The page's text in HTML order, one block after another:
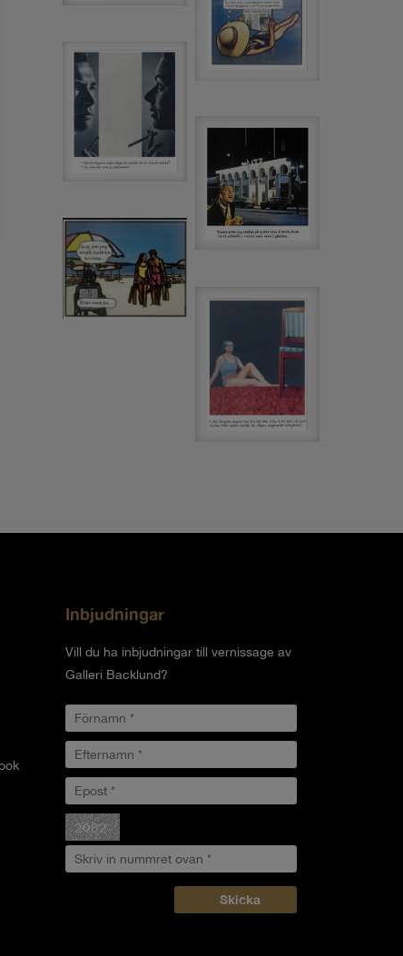
Inbjudningar
Vill du ha inbjudningar till vernissage av
Galleri Backlund?